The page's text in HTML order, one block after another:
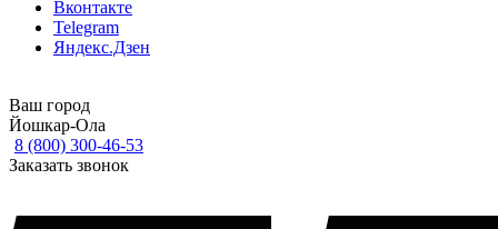
Вконтакте
Telegram
Яндекс.Дзен
Ваш город
Йошкар-Ола
8 (800) 300-46-53
Заказать звонок